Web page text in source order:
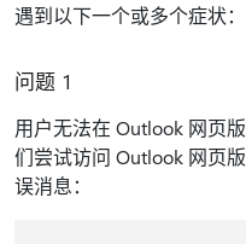
遇到以下一个或多个症状：
问题 1
用户无法在 Outlook 网页
们尝试访问 Outlook 网页
误消息：